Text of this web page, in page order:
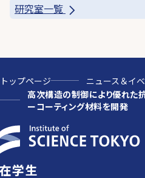
研究室一覧
トップページ
ニュース＆イ
高次構造の制御により優れた
ーコーティング材料を開発
在学生